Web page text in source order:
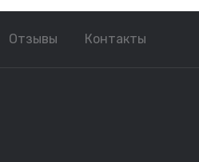
Отзывы Контакты